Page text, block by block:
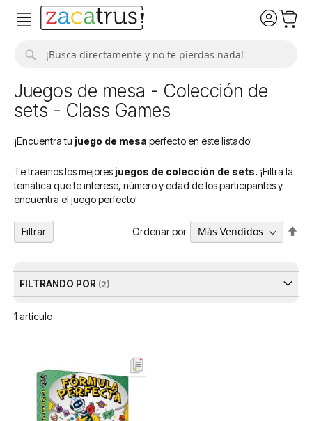
Juegos de mesa - Colección de
sets - Class Games
¡Encuentra tu juego de mesa perfecto en este listado!
Te traemos los mejores juegos de colección de sets. ¡Filtra la
temática que te interese, número y edad de los participantes y
encuentra el juego perfecto!
1 artículo
Ordenar por
Filtrar
FILTRANDO POR